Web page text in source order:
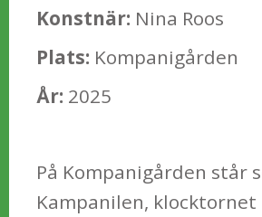
Konstnär: Nina Roos
Plats: Kompanigården
År: 2025
På Kompanigården står
Kampanilen,